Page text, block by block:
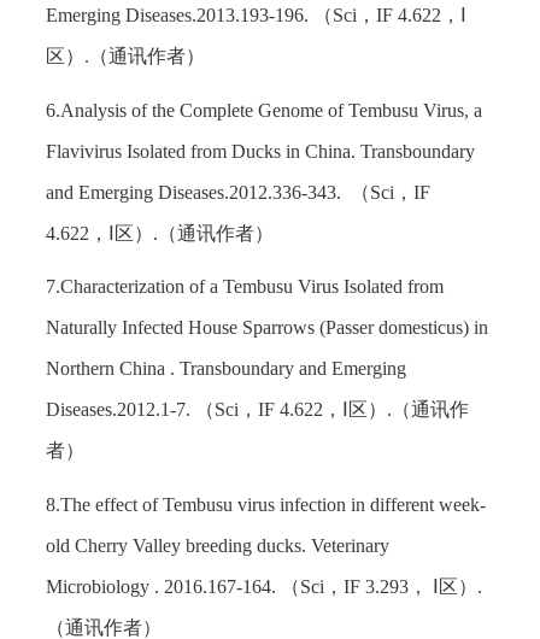
Emerging Diseases.2013.193-196. （Sci ， IF 4.622 ，Ⅰ
区） . （通讯作者）
6.Analysis of the Complete Genome of Tembusu Virus, a
Flavivirus Isolated from Ducks in China. Transboundary
and Emerging Diseases.2012.336-343.
（Sci ， IF
4.622 ，Ⅰ区） . （通讯作者）
7.Characterization of a Tembusu Virus Isolated from
Naturally Infected House Sparrows (Passer domesticus) in
Northern China . Transboundary and Emerging
Diseases.2012.1-7.
（Sci ， IF 4.622 ，Ⅰ区） . （通讯作
者）
8.The effect of Tembusu virus infection in different week-
old Cherry Valley breeding ducks. Veterinary
Microbiology . 2016.167-164.
（Sci ， IF 3.293， Ⅰ区） .
（通讯作者）